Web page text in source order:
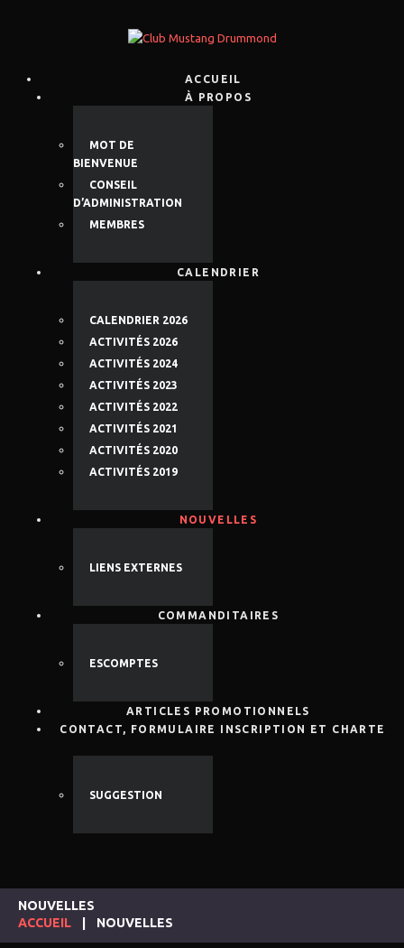
ACCUEIL
À PROPOS
MOT DE
BIENVENUE
CONSEIL
D’ADMINISTRATION
MEMBRES
CALENDRIER
CALENDRIER 2026
ACTIVITÉS 2026
ACTIVITÉS 2024
ACTIVITÉS 2023
ACTIVITÉS 2022
ACTIVITÉS 2021
ACTIVITÉS 2020
ACTIVITÉS 2019
NOUVELLES
LIENS EXTERNES
COMMANDITAIRES
ESCOMPTES
ARTICLES PROMOTIONNELS
CONTACT, FORMULAIRE INSCRIPTION ET CHARTE
SUGGESTION
NOUVELLES
ACCUEIL
NOUVELLES